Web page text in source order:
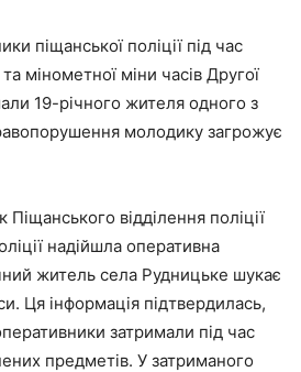
піщанської поліції під час
мінометної міни часів Другої
19-річного жителя одного з
молодику загрожує
Піщанського відділення поліції
надійшла оперативна
житель села Рудницьке шукає
Ця інформація підтвердилась,
затримали під час
предметів. У затриманого